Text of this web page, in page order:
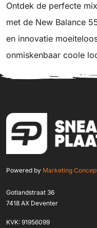
Ontdek de perfecte
met de New Balance
en innovatie
onmiskenbaar coole
Powered by Marketing
Gotlandstraat 36
7418 AX Deventer
KVK: 91956099